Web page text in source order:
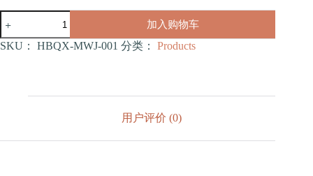
具
猫
加入购物车
SKU： HBQX-MWJ-001 分类： Products
用户评价 (0)